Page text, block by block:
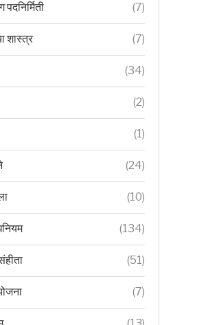
पदनिर्मिती (7)
शास्त्र (7)
(34)
(2)
(1)
(24)
(10)
(134)
(51)
(7)